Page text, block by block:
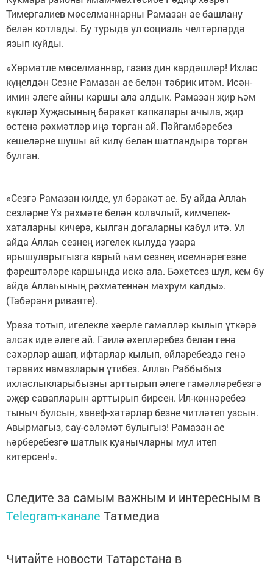
Тимергалиев мөселманнарны Рамазан ае башлану
белән котлады. Бу турыда ул социаль челтәрләрдә
язып куйды.
«Хөрмәтле мөселманнар, газиз дин кардәшләр! Ихлас
күңелдән Сезне Рамазан ае белән тәбрик итәм. Исән-
имин әлеге айны каршы ала алдык. Рамазан җир һәм
күкләр Хуҗасының бәракәт капкалары ачыла, җир
өстенә рәхмәтләр иңә торган ай. Пәйгамбәребез
кешеләрне шушы ай килү белән шатландыра торган
булган.
«Сезгә Рамазан килде, ул бәракәт ае. Бу айда Аллаһ
сезләрне Үз рәхмәте белән колачлый, кимчелек-
хаталарны кичерә, кылган догаларны кабул итә. Ул
айда Аллаһ сезнең изгелек кылуда үзара
ярышуларыгызга карый һәм сезнең исемнәрегезне
фәрештәләре каршында искә ала. Бәхетсез шул, кем бу
айда Аллаһының рәхмәтеннән мәхрум калды».
(Табәрани риваяте).
Ураза тотып, игелекле хәерле гамәлләр кылып үткәрә
алсак иде әлеге ай. Гаилә әхелләребез белән генә
сәхәрләр ашап, ифтарлар кылып, өйләребездә генә
тәравих намазларын үтибез. Аллаһ Раббыбыз
ихласлыкларыбызны арттырып әлеге гамәлләребезгә
әҗер савапларын арттырып бирсен. Ил-көннәребез
тыныч булсын, хавеф-хәтәрләр безне читләтеп узсын.
Авырмагыз, сау-сәләмәт булыгыз! Рамазан ае
һәрберебезгә шатлык куанычларны мул итеп
китерсен!».
Следите за самым важным и интересным в
Telegram-канале Татмедиа
Читайте новости Татарстана в